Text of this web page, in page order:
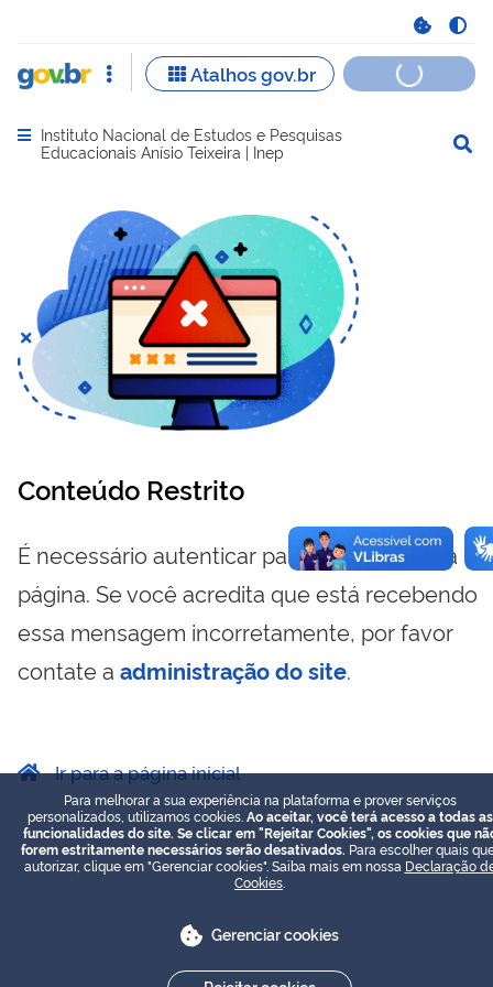
Abrir menu principal de navegação
Instituto Nacional de Estudos e Pesquisas
Educacionais Anísio Teixeira | Inep
Conteúdo Restrito
É necessário autenticar para visualizar essa
página. Se você acredita que está recebendo
essa mensagem incorretamente, por favor
contate a administração do site.
Ir para a página inicial
Para melhorar a sua experiência na plataforma e prover serviços
personalizados, utilizamos cookies. Ao aceitar, você terá acesso a todas as
funcionalidades do site. Se clicar em "Rejeitar Cookies", os cookies que
forem estritamente necessários serão desativados. Para escolher quais
autorizar, clique em "Gerenciar cookies". Saiba mais em nossa Declaração
Cookies
Gerenciar cookies